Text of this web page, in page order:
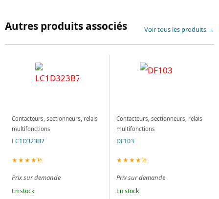
Autres produits associés Voir tous les produits →
Contacteurs, sectionneurs, relais
multifonctions
LC1D323B7
★★★★½
Prix sur demande
En stock
Contacteurs, sectionneurs, relais
multifonctions
DF103
★★★★½
Prix sur demande
En stock